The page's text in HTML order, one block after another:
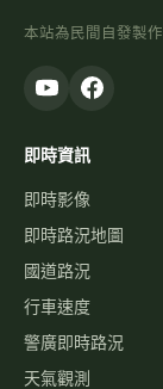
本站為民間自發製
即時資訊
即時影像
即時路況地圖
國道路況
行車速度
警廣即時路況
天氣觀測